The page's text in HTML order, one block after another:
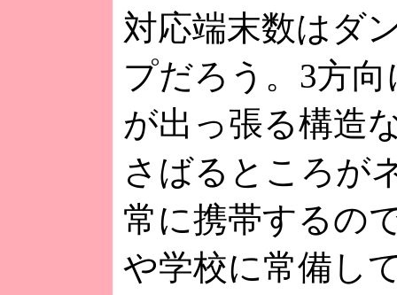
対応端末数はダ
プだろう。3方
が出っ張る構造
さばるところが
常に携帯するの
や学校に常備し